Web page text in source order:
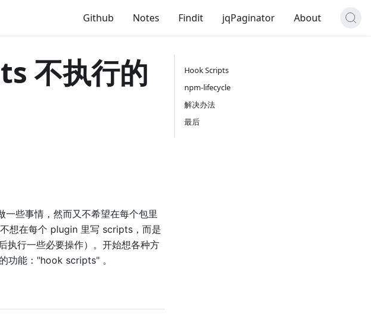
Github Notes Findit jqPaginator About
不执行的
些事情，然而又不希望在每个包里
想在每个 plugin 里写 scripts，而是
执行一些必要操作）。开始想各种方
功能："hook scripts" 。
Hook Scripts
npm-lifecycle
解决办法
最后